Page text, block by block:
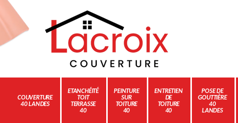
COUVERTURE
40 LANDES
ETANCHÉITÉ
TOIT
TERRASSE
40
PEINTURE
SUR
TOITURE
40
ENTRETIEN
DE
TOITURE
40
POSE DE
GOUTTIÈRE
40
LANDES